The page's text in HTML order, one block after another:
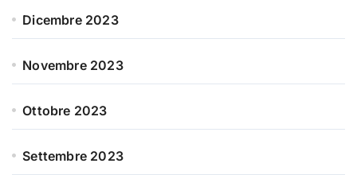
Dicembre 2023
Novembre 2023
Ottobre 2023
Settembre 2023